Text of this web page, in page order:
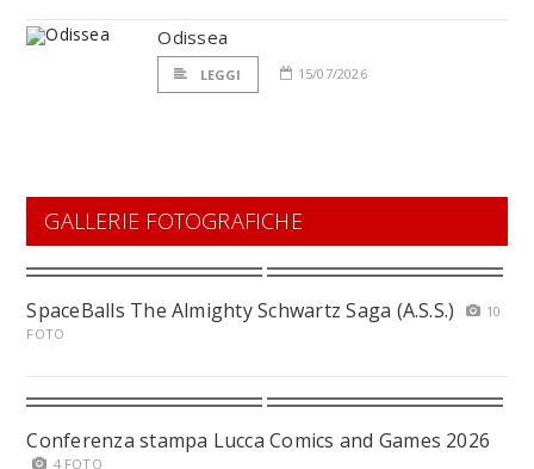
Odissea
LEGGI 15/07/2026
GALLERIE FOTOGRAFICHE
SpaceBalls The Almighty Schwartz Saga (A.S.S.)
10
FOTO
Conferenza stampa Lucca Comics and Games 2026
4 FOTO